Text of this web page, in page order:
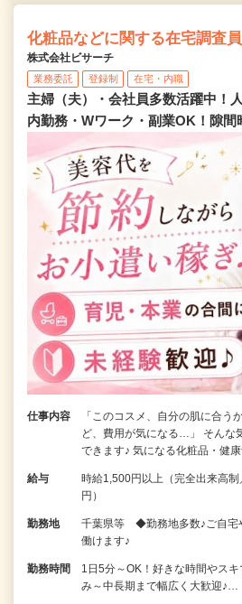
化粧品などに関する在宅調査
株式会社ビサーチ
業務委託 登録制 在宅・内職
主婦（夫）・会社員多数活躍中！
内勤務・Wワーク・副業OK！隙
仕事内容
「このコスメ、自分の肌に合う
ど、費用が気になる…」 そんな
できます♪ 気になる化粧品・健
給与
時給1,500円以上（完全出来高
円）
勤務地
千葉県等 ◆勤務地多数♪ご自宅
働けます♪
勤務時間
1日5分～OK！好きな時間やス
み～中長期まで幅広く大歓迎♪…